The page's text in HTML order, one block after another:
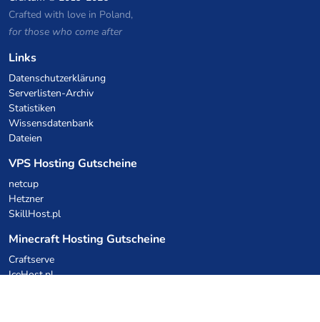
Crafted with love in Poland,
for those who come after
Links
Datenschutzerklärung
Serverlisten-Archiv
Statistiken
Wissensdatenbank
Dateien
VPS Hosting Gutscheine
netcup
Hetzner
SkillHost.pl
Minecraft Hosting Gutscheine
Craftserve
IceHost.pl